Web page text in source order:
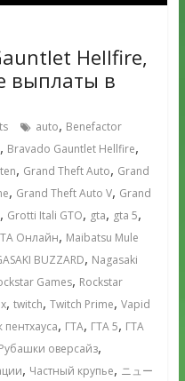
Hellfire,
выплаты в
auto, Benefactor
, Bravado Gauntlet Hellfire,
, Grand Theft Auto, Grand
, Grand Theft Auto V, Grand
, Grotti Itali GTO, gta, gta 5,
Онлайн, Maibatsu Mule
BUZZARD, Nagasaki
Games, Rockstar
, twitch, Twitch Prime, Vapid
пентхауса, ГТА, ГТА 5, ГТА
Рубашки оверсайз,
, Частный крупье, ニュー